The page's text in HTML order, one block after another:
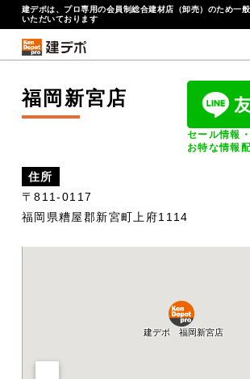
建デポは、プロ専用の会員制総合建材店（卸売）のため一
いただいております
福岡新宮店
セール情報
お特な情報
住所
〒811-0117
福岡県糟屋郡新宮町上府1114